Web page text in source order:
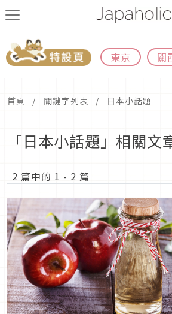
東京 關
首頁 關鍵字列表 日本小話題
「日本小話題」相關文
2 篇中的 1 - 2 篇